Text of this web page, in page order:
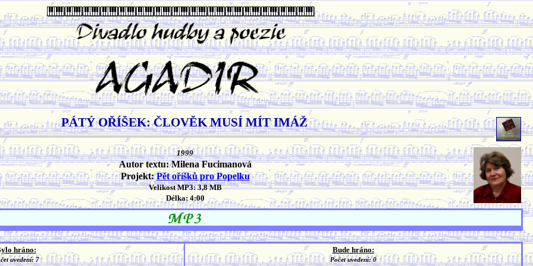
PÁTÝ OŘÍŠEK: ČLOVĚK MUSÍ MÍT IMÁŽ
1999
Autor textu: Milena Fucimanová
Projekt:Pět oříšků pro Popelku
Velikost MP3: 3,8 MB
Délka: 4:00
hráno:
uvedení: 7
Bude hráno:
Počet uvedení: 0